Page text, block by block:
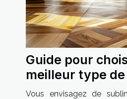
Guide pour
meilleur type
pour votre
Vous envisagez de